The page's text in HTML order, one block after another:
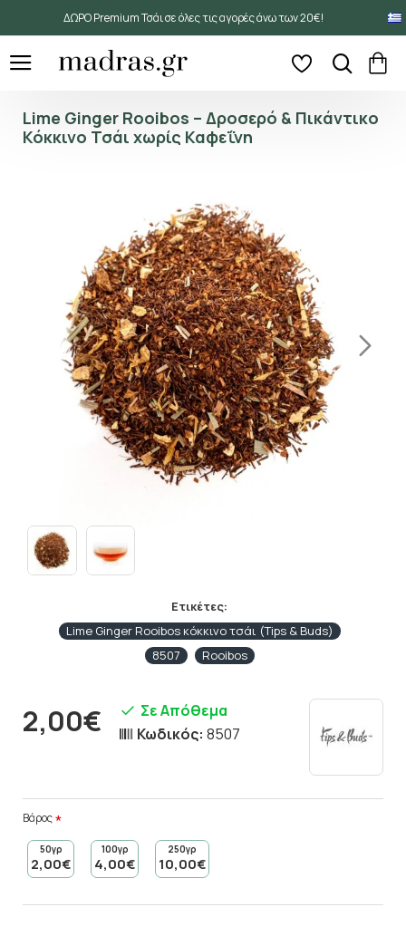
ΔΩΡΟ Premium Τσάι σε όλες τις αγορές άνω των 20€!
Lime Ginger Rooibos – Δροσερό & Πικάντικο
Κόκκινο Τσάι χωρίς Καφεΐνη
Ετικέτες:
Lime Ginger Rooibos κόκκινο τσάι (Tips & Buds)
8507
Rooibos
2,00€
Σε Απόθεμα
Κωδικός: 8507
Βάρος
50γρ
2,00€
100γρ
4,00€
250γρ
10,00€